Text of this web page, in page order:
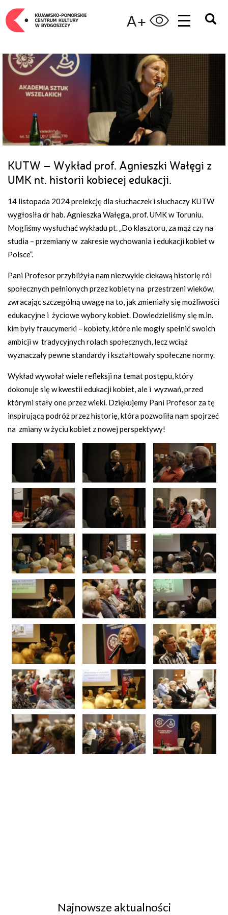
A+
KUTW – Wykład prof. Agnieszki Wałęgi z
UMK nt. historii kobiecej edukacji.
14 listopada 2024 prelekcję dla słuchaczek i słuchaczy KUTW
wygłosiła dr hab. Agnieszka Wałęga, prof. UMK w Toruniu.
Mogliśmy wysłuchać wykładu pt. „Do klasztoru, za mąż czy na
studia – przemiany w zakresie wychowania i edukacji kobiet w
Polsce”.
Pani Profesor przybliżyła nam niezwykle ciekawą historię ról
społecznych pełnionych przez kobiety na przestrzeni wieków,
zwracając szczególną uwagę na to, jak zmieniały się możliwości
edukacyjne i życiowe wybory kobiet. Dowiedzieliśmy się m.in.
kim były fraucymerki – kobiety, które nie mogły spełnić swoich
ambicji w tradycyjnych rolach społecznych, lecz wciąż
wyznaczały pewne standardy i kształtowały społeczne normy.
Wykład wywołał wiele refleksji na temat postępu, który
dokonuje się w kwestii edukacji kobiet, ale i wyzwań, przed
którymi stały one przez wieki. Dziękujemy Pani Profesor za tę
inspirującą podróż przez historię, która pozwoliła nam spojrzeć
na zmiany w życiu kobiet z nowej perspektywy!
Najnowsze aktualności